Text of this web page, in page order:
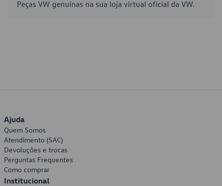
Peças VW genuínas na sua loja virtual oficial da VW.
Ajuda
Quem Somos
Atendimento (SAC)
Devoluções e trocas
Perguntas Frequentes
Como comprar
Institucional